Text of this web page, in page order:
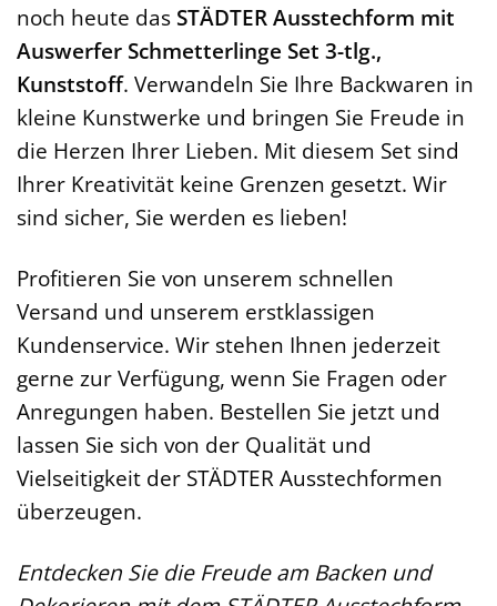
noch heute das STÄDTER Ausstechform mit
Auswerfer Schmetterlinge Set 3-tlg.,
Kunststoff. Verwandeln Sie Ihre Backwaren in
kleine Kunstwerke und bringen Sie Freude in
die Herzen Ihrer Lieben. Mit diesem Set sind
Ihrer Kreativität keine Grenzen gesetzt. Wir
sind sicher, Sie werden es lieben!
Profitieren Sie von unserem schnellen
Versand und unserem erstklassigen
Kundenservice. Wir stehen Ihnen jederzeit
gerne zur Verfügung, wenn Sie Fragen oder
Anregungen haben. Bestellen Sie jetzt und
lassen Sie sich von der Qualität und
Vielseitigkeit der STÄDTER Ausstechformen
überzeugen.
Entdecken Sie die Freude am Backen und